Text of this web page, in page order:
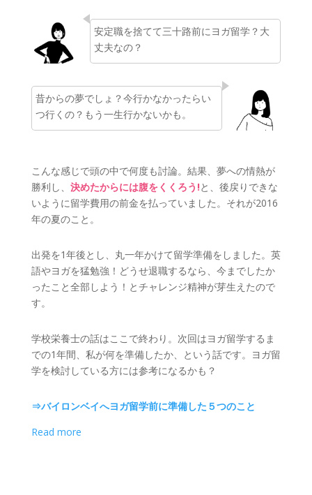
安定職を捨てて三十路前にヨガ留学？大
丈夫なの？
昔からの夢でしょ？今行かなかったらい
つ行くの？もう一生行かないかも。
こんな感じで頭の中で何度も討論。結果、夢への情熱が
勝利し、 決めたからには腹をくくろう!と、後戻りできな
いように留学費用の前金を払っていました。それが2016
年の夏のこと。
出発を1年後とし、丸一年かけて留学準備をしました。英
語やヨガを猛勉強！どうせ退職するなら、今までしたか
ったこと全部しよう！とチャレンジ精神が芽生えたので
す。
学校栄養士の話はここで終わり。次回はヨガ留学するま
での1年間、私が何を準備したか、という話です。ヨガ留
学を検討している方には参考になるかも？
⇒バイロンベイへヨガ留学前に準備した５つのこと
Read more: